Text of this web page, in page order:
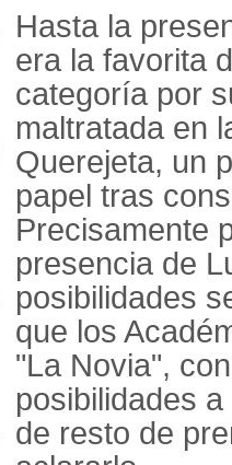
Hasta la
era la favorita
categoría por
maltratada en
Querejeta, un
papel tras
Precisamente
presencia de
posibilidades
que los
"La Novia",
posibilidades
de resto de